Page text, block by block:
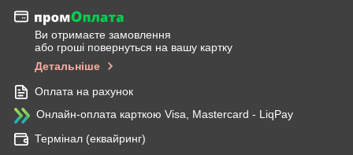
Ви отримаєте замовлення
або гроші повернуться на вашу картку
Детальніше
Оплата на рахунок
Онлайн-оплата карткою Visa, Mastercard - LiqPay
Термінал (еквайринг)